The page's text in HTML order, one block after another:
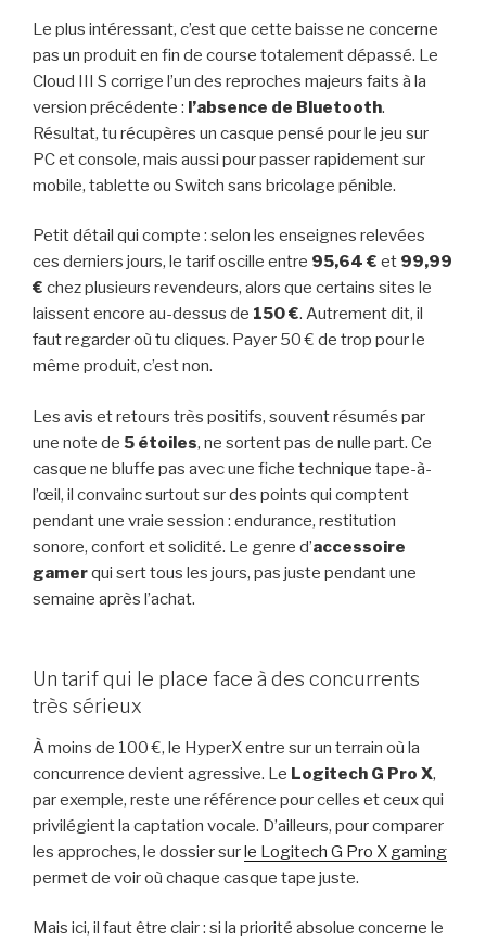
Le plus intéressant, c’est que cette baisse ne concerne
pas un produit en fin de course totalement dépassé. Le
Cloud III S corrige l’un des reproches majeurs faits à la
version précédente : l’absence de Bluetooth.
Résultat, tu récupères un casque pensé pour le jeu sur
PC et console, mais aussi pour passer rapidement sur
mobile, tablette ou Switch sans bricolage pénible.
Petit détail qui compte : selon les enseignes relevées
ces derniers jours, le tarif oscille entre 95,64 € et 99,99
€ chez plusieurs revendeurs, alors que certains sites le
laissent encore au-dessus de 150 €. Autrement dit, il
faut regarder où tu cliques. Payer 50 € de trop pour le
même produit, c’est non.
Les avis et retours très positifs, souvent résumés par
une note de 5 étoiles, ne sortent pas de nulle part. Ce
casque ne bluffe pas avec une fiche technique tape-à-
l’œil, il convainc surtout sur des points qui comptent
pendant une vraie session : endurance, restitution
sonore, confort et solidité. Le genre d’accessoire
gamerqui sert tous les jours, pas juste pendant une
semaine après l’achat.
Un tarif qui le place face à des concurrents
très sérieux
À moins de 100 €, le HyperX entre sur un terrain où la
concurrence devient agressive. Le Logitech G Pro X,
par exemple, reste une référence pour celles et ceux qui
privilégient la captation vocale. D’ailleurs, pour comparer
les approches, le dossier surle Logitech G Pro X gaming
permet de voir où chaque casque tape juste.
Mais ici, il faut être clair : si la priorité absolue concerne le